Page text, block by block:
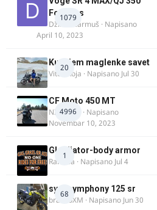
1079
Fortress
Džim Džarmuš · Napisano
April 10, 2023
20
Kupujem maglenke savet
Vitez Koja · Napisano Jul 30
4996
CF Moto 450 MT
NIKOLA 1
· Napisano
Novembar 10, 2023
1
Gladijator-body armor
Rale-Ča · Napisano Jul 4
68
sym symphony 125 sr
brankoXM · Napisano Jun 30